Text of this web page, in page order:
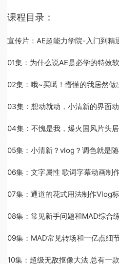
课程目录：
宣传片：AE超能力学院-入门到精
01集：为什么说AE是必学的特效
02集：哦~买噶！懵懂的我居然做
03集：想动就动，小清新的界面
04集：不愧是我，爆火国风片头
05集：小清新？vlog？调色就是
06集：文字属性 歌词字幕动画制
07集：通道的花式用法制作Vlog
08集：常见新手问题和MAD综合
09集：MAD常见转场和一亿点细
10集：超级无敌抠像大法 总有一